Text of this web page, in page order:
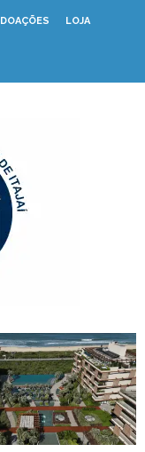
DOAÇÕES
LOJA